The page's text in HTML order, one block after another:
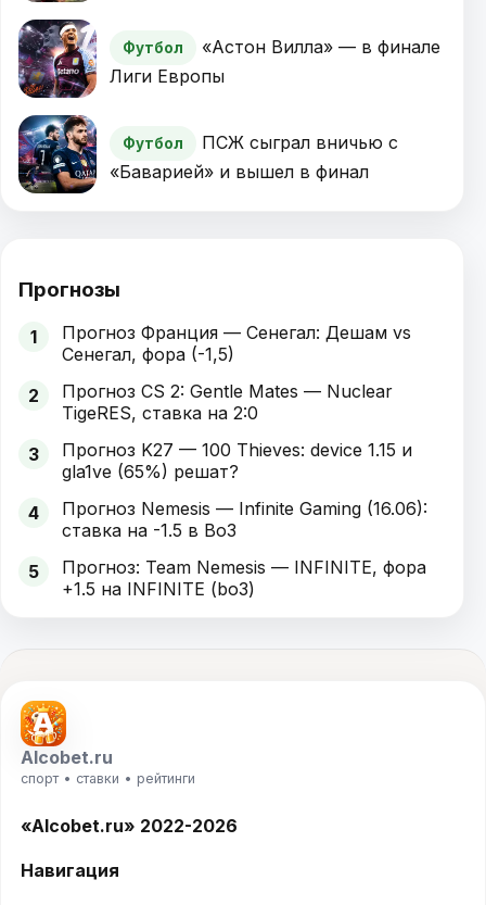
Футбол
«Астон Вилла» — в финале
Лиги Европы
Футбол
ПСЖ сыграл вничью с
«Баварией» и вышел в финал
Прогнозы
1
Прогноз Франция — Сенегал: Дешам vs
Сенегал, фора (-1,5)
2
Прогноз CS 2: Gentle Mates — Nuclear
TigeRES, ставка на 2:0
3
Прогноз K27 — 100 Thieves: device 1.15 и
gla1ve (65%) решат?
4
Прогноз Nemesis — Infinite Gaming (16.06):
ставка на -1.5 в Bo3
5
Прогноз: Team Nemesis — INFINITE, фора
+1.5 на INFINITE (bo3)
Alcobet.ru
спорт • ставки • рейтинги
«Alcobet.ru» 2022-2026
Навигация